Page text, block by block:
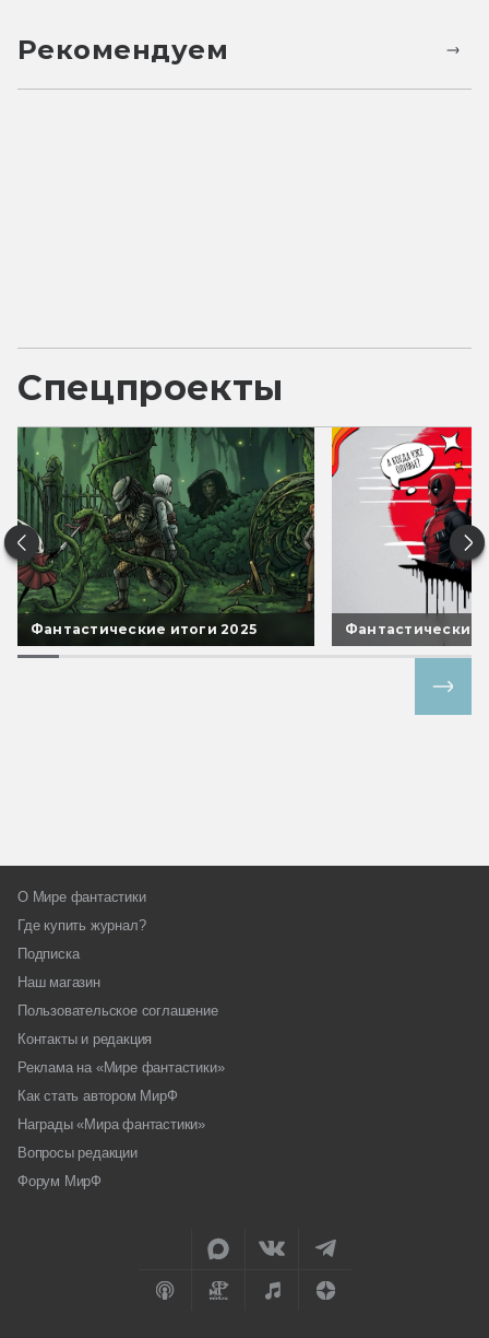
Рекомендуем
Спецпроекты
Фантастические итоги 2025 Фантастические
О Мире фантастики
Где купить журнал?
Подписка
Наш магазин
Пользовательское соглашение
Контакты и редакция
Реклама на «Мире фантастики»
Как стать автором МирФ
Награды «Мира фантастики»
Вопросы редакции
Форум МирФ